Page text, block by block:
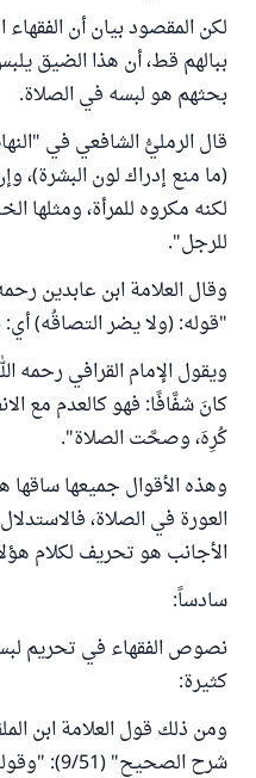
لكن المقصود بيان أن الفقهاء
ببالهم قط، أن هذا الضيق
بحثهم هو لبسه في الصلاة.
(ما منع إدراك لون البشرة)،
لكنه مكروه للمرأة، ومثلها
للرجل".
"قوله: (ولا يضر التصاقُه) أي:
كانَ شفَّافًا: فهو كالعدم مع
كُرِهَ، وصحَّت الصلاة".
وهذه الأقوال جميعها ساقها
العورة في الصلاة،
الأجانب هو تحريف لكلام هؤلاء
سادساً:
نصوص الفقهاء في تحريم لبس
كثيرة:
ومن ذلك قول العلامة ابن
شرح الصحيح"